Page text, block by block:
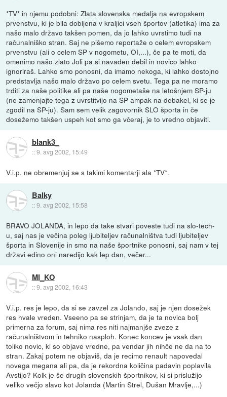
*TV* in njemu podobni: Zlata slovenska medalja na evropskem
prvenstvu, ki je bila dobljena v kraljici vseh športov (atletika) ima za
našo malo državo takšen pomen, da jo lahko uvrstimo tudi na
računalniško stran. Saj ne pišemo reportaže o celem evropskem
prvenstvu (ali o celem SP v nogometu, OI,...), če pa te moti, da
omenimo našo zlato Joli pa si navaden debil in novico lahko
ignoriraš. Lahko smo ponosni, da imamo nekoga, ki lahko dostojno
predstavlja našo malo državo po celem svetu. Tega pa ne moramo
trditi za naše politike ali pa naše nogometaše na letošnjem SP-ju
(ne zamenjajte tega z uvrstitvijo na SP ampak na debakel, ki se je
zgodil na SP-ju). Sam sem velik zagovornik SLO športa in če
dosežemo takšen uspeh kot smo ga včeraj, je to vredno objaviti.
blank3_
::9. avg 2002, 15:49
V.i.p. ne obremenjuj se s takimi komentarji ala *TV*.
Balky
::9. avg 2002, 15:58
BRAVO JOLANDA, in lepo da take stvari poveste tudi na slo-tech-
u, saj nas je večina poleg ljubiteljev računalništva tudi ljubiteljev
športa in Slovenije in smo na naše športnike ponosni, saj nam v tej
državi edino oni naredijo kak lep dan, večer...
MI_KO
::9. avg 2002, 16:43
V.i.p. res je lepo, da si se zavzel za Jolando, saj je njen dosežek
res hvale vreden. Vseeno pa se strinjam, da je ta novica bolj
primerna za forum, saj nima res niti najmanjše zveze z
računalništvom in tehniko nasploh. Konec koncev je vsak dan
toliko novic, ki so objave vredne, pa vendar jih nihče ne da na to
stran. Zakaj potem ne objaviš, da je recimo renault napovedal
novega megana ali pa, da je rekordna količina padavin poplavila
Avstijo? Kolk je še drugih slovenskih športnikov, ki si prislužijo
veliko večjo slavo kot Jolanda (Martin Strel, Dušan Mravlje,...)